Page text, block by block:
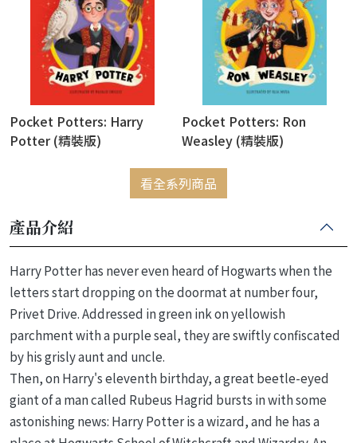
Pocket Potters: Harry
Potter (精裝版)
Pocket Potters: Ron
Weasley (精裝版)
看全系列商品
產品介紹
Harry Potter has never even heard of Hogwarts when the
letters start dropping on the doormat at number four,
Privet Drive. Addressed in green ink on yellowish
parchment with a purple seal, they are swiftly confiscated
by his grisly aunt and uncle.
Then, on Harry's eleventh birthday, a great beetle-eyed
giant of a man called Rubeus Hagrid bursts in with some
astonishing news: Harry Potter is a wizard, and he has a